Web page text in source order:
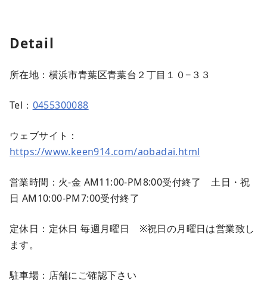
Detail
所在地：横浜市青葉区青葉台２丁目１０−３３
Tel： 0455300088
ウェブサイト：
https://www.keen914.com/aobadai.html
営業時間：火-金 AM11:00-PM8:00受付終了 土日・祝
日 AM10:00-PM7:00受付終了
定休日：定休日 毎週月曜日 ※祝日の月曜日は営業致し
ます。
駐車場：店舗にご確認下さい